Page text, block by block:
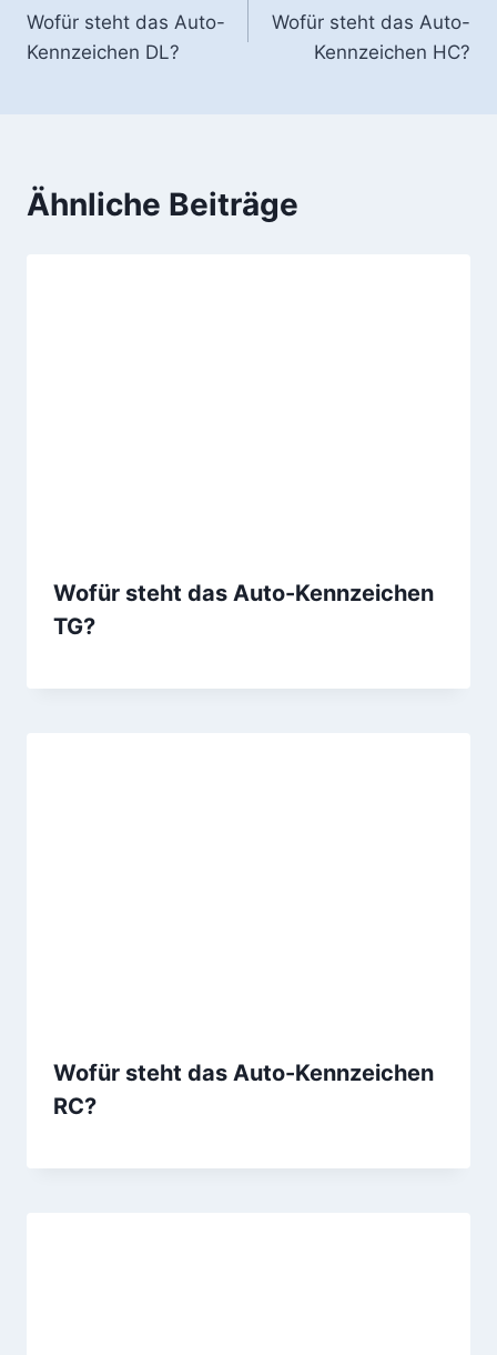
Wofür steht das Auto-
Kennzeichen DL?
Wofür steht das Auto-
Kennzeichen HC?
Ähnliche Beiträge
Wofür steht das Auto-Kennzeichen
TG?
Wofür steht das Auto-Kennzeichen
RC?